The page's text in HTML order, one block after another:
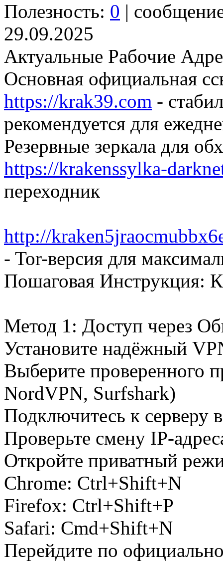
Полезность: 0 |
29.09.2025
Актуальные Рабочие
Основная официальная
https://krak39.com -
рекомендуется для
Резервные зеркала для
https://krakenssylka-
переходник
http://
- Tor-версия для
Пошаговая Инструкция:
Метод 1: Доступ через
Установите надёжный
Выберите проверенного
NordVPN, Surfshark)
Подключитесь к серверу
Проверьте смену IP-
Откройте приватный
Chrome: Ctrl+Shift+N
Firefox: Ctrl+Shift+P
Safari: Cmd+Shift+N
Перейдите по